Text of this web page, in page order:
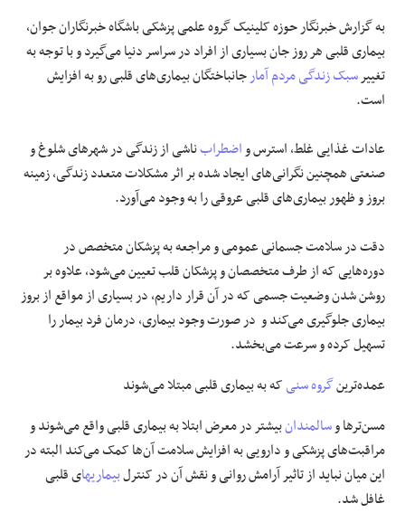
به گزارش خبرنگارحوزه کلینیک گروه علمی پزشکی باشگاه خبرنگاران جوان،
بیماری قلبی هر روز جان بسیاری از افراد در سراسر دنیا می‌گیرد و با توجه به
تغییرسبک زندگیمردم آمارجانباختگان بیماری‌های قلبی رو به افزایش
است.
عادات غذایی غلط، استرس واضطرابناشی از زندگی در شهرهای شلوغ و
صنعتی همچنین نگرانی‌های ایجاد شده بر اثر مشکلات متعدد زندگی، زمینه
بروز و ظهور بیماری‌های قلبی عروقی را به وجود می‌آورد.
دقت در سلامت جسمانی عمومی و مراجعه به پزشکان متخصص در
دوره‌هایی که از طرف متخصصان و پزشکان قلب تعیین می‌شود، علاوه بر
روشن شدن وضعیت جسمی که در آن قرار داریم، در بسیاری از مواقع از بروز
بیماری جلوگیری می‌کند و در صورت وجود بیماری، درمان فرد بیمار را
تسهیل کرده و سرعت می‌بخشد.
عمده‌ترینگروه سنیکه به بیماری قلبی مبتلا می‌شوند
مسن‌ترها وسالمندانبیشتر در معرض ابتلا به بیماری قلبی واقع می‌شوند و
مراقبت‌های پزشکی و دارویی به افزایش سلامت آن‌ها کمک می‌کند البته در
این میان نباید از تاثیر آرامش روانی و نقش آن در کنترلبیماریهای قلبی
غافل شد.